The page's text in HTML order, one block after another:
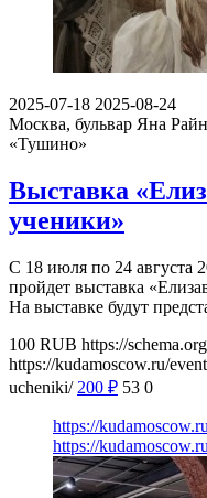
2025-07-18 2025-08-24
Москва, бульвар Яна
«Тушино»
Выставка
ученики»
С 18 июля по 24 августа
пройдет выставка
На выставке будут
100 RUB https://
https://kudamoscow.ru/
ucheniki/ 200 ₽ 53 0
https://
https://